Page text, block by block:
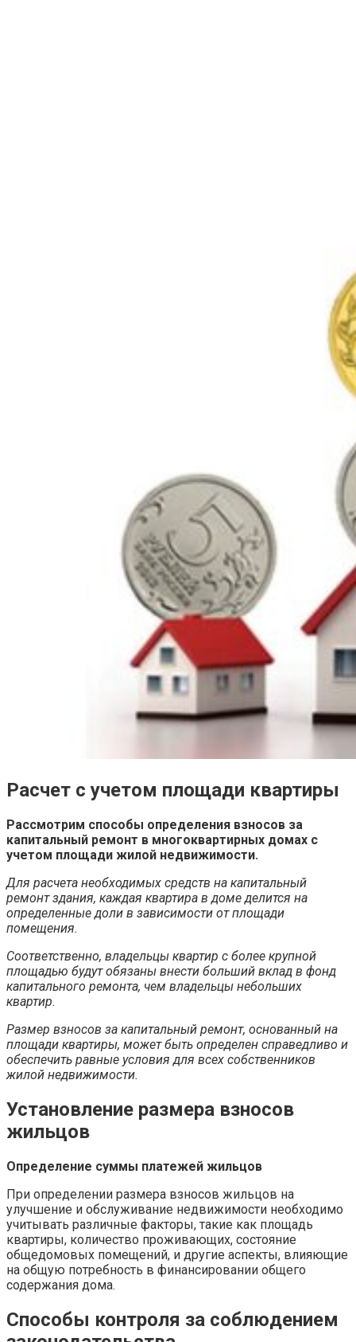
Расчет с учетом площади квартиры
Рассмотрим способы определения взносов за
капитальный ремонт в многоквартирных домах с
учетом площади жилой недвижимости.
Для расчета необходимых средств на капитальный
ремонт здания, каждая квартира в доме делится на
определенные доли в зависимости от площади
помещения.
Соответственно, владельцы квартир с более крупной
площадью будут обязаны внести больший вклад в фонд
капитального ремонта, чем владельцы небольших
квартир.
Размер взносов за капитальный ремонт, основанный на
площади квартиры, может быть определен справедливо и
обеспечить равные условия для всех собственников
жилой недвижимости.
Установление размера взносов
жильцов
Определение суммы платежей жильцов
При определении размера взносов жильцов на
улучшение и обслуживание недвижимости необходимо
учитывать различные факторы, такие как площадь
квартиры, количество проживающих, состояние
общедомовых помещений, и другие аспекты, влияющие
на общую потребность в финансировании общего
содержания дома.
Способы контроля за соблюдением